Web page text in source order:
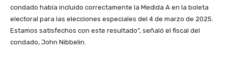
condado había incluido correctamente la Medida A en la boleta
electoral para las elecciones especiales del 4 de marzo de 2025.
Estamos satisfechos con este resultado”, señaló el fiscal del
condado, John Nibbelin.